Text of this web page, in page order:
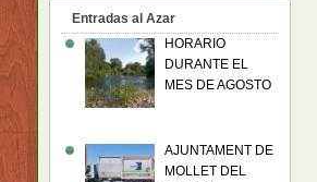
Entradas al Azar
HORARIO
DURANTE EL
MES DE AGOSTO
AJUNTAMENT DE
MOLLET DEL